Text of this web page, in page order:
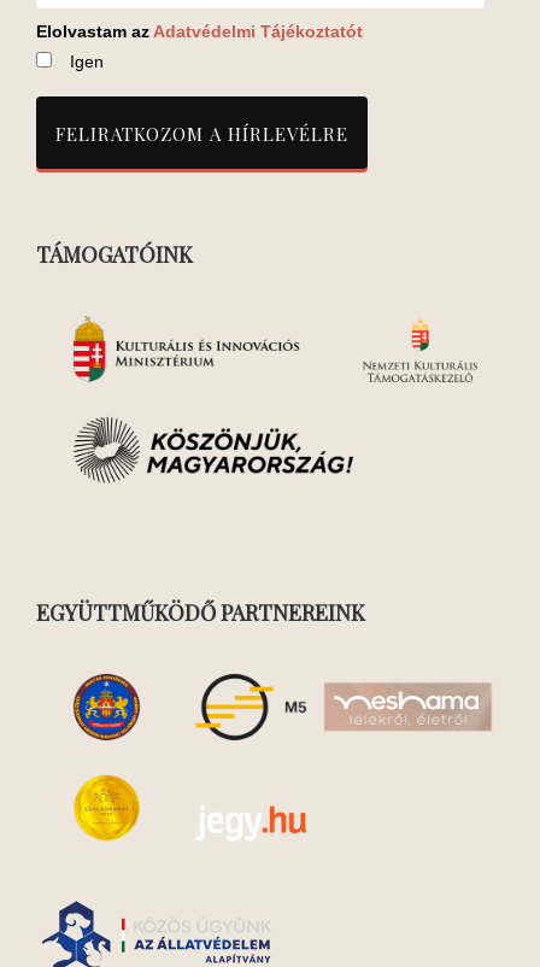
Elolvastam az Adatvédelmi Tájékoztatót
Igen
TÁMOGATÓINK
EGYÜTTMŰKÖDŐ PARTNEREINK